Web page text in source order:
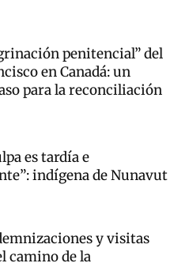
penitencial” del
en Canadá: un
para la reconciliación
es tardía e
indígena de Nunavut
y visitas
camino de la